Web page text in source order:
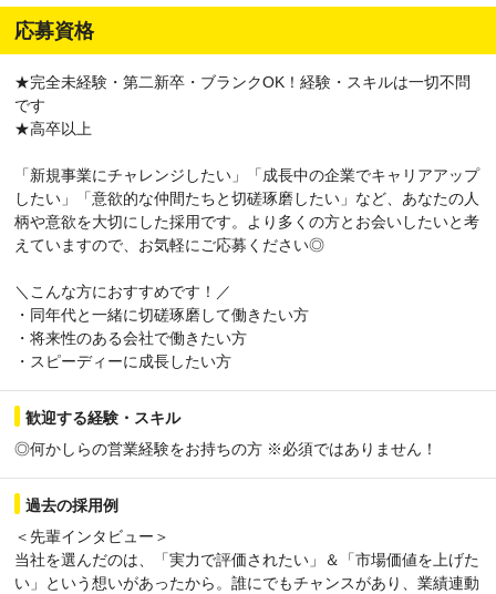
応募資格
★完全未経験・第二新卒・ブランクOK！経験・スキルは一切不問
です
★高卒以上
「新規事業にチャレンジしたい」「成長中の企業でキャリアアップ
したい」「意欲的な仲間たちと切磋琢磨したい」など、あなたの人
柄や意欲を大切にした採用です。より多くの方とお会いしたいと考
えていますので、お気軽にご応募ください◎
＼こんな方におすすめです！／
・同年代と一緒に切磋琢磨して働きたい方
・将来性のある会社で働きたい方
・スピーディーに成長したい方
歓迎する経験・スキル
◎何かしらの営業経験をお持ちの方 ※必須ではありません！
過去の採用例
＜先輩インタビュー＞
当社を選んだのは、「実力で評価されたい」＆「市場価値を上げた
い」という想いがあったから。誰にでもチャンスがあり、業績連動